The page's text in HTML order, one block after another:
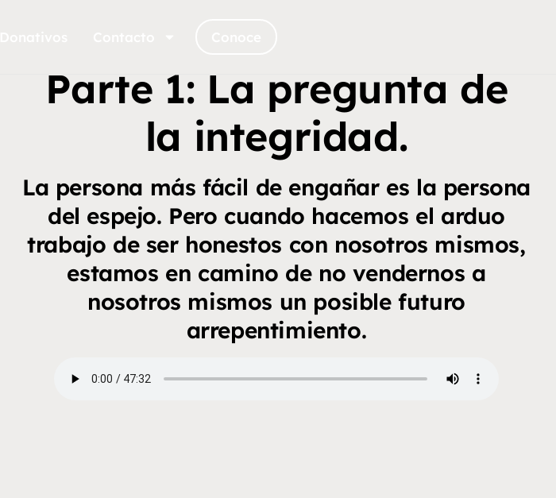
Parte 1: La pregunta de
la integridad.
La persona más fácil de engañar es la persona
del espejo. Pero cuando hacemos el arduo
trabajo de ser honestos con nosotros mismos,
estamos en camino de no vendernos a
nosotros mismos un posible futuro
arrepentimiento.